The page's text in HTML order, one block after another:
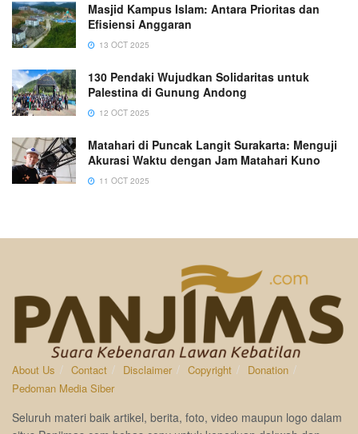
Masjid Kampus Islam: Antara Prioritas dan
Efisiensi Anggaran
13 OCT 2025
130 Pendaki Wujudkan Solidaritas untuk
Palestina di Gunung Andong
12 OCT 2025
Matahari di Puncak Langit Surakarta: Menguji
Akurasi Waktu dengan Jam Matahari Kuno
11 OCT 2025
About Us Contact Disclaimer Copyright
Donation
Pedoman Media Siber
Seluruh materi baik artikel, berita, foto, video maupun logo dalam